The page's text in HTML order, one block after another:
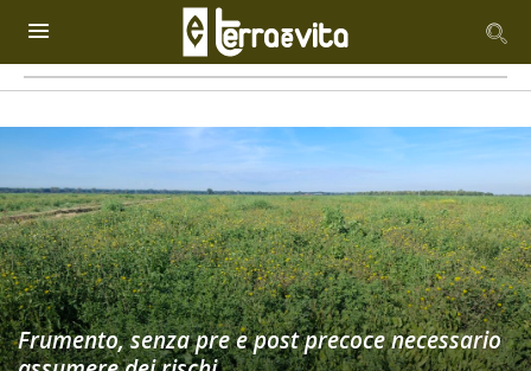
Frumento, senza pre e post precoce necessario